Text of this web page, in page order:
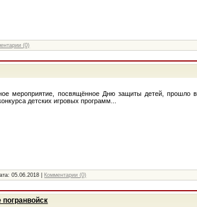
(0)
мероприятие, посвящённое Дню защиты детей, прошло
детских игровых программ...
05.06.2018 Комментарии (0)